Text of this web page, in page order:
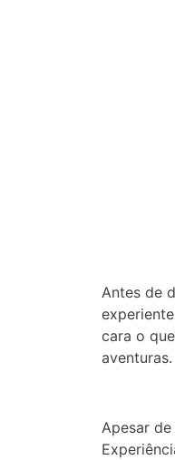
Antes de
cara o
aventuras.
Apesar